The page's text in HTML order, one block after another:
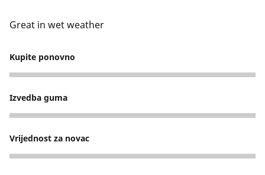
Great in wet weather
Kupite ponovno
5
Izvedba guma
4
Vrijednost za novac
4